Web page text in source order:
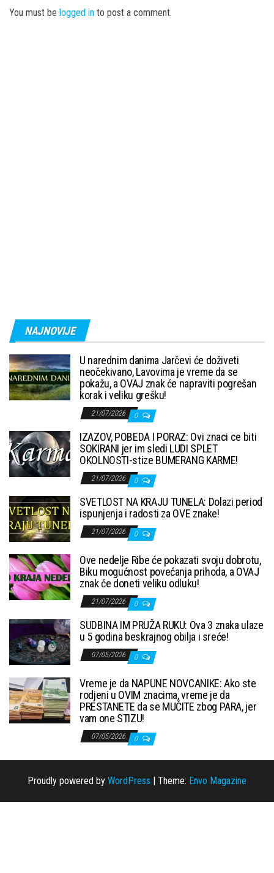
You must be logged in to post a comment.
NAJNOVIJE
U narednim danima Jarčevi će doživeti
neočekivano, Lavovima je vreme da se
pokažu, a OVAJ znak će napraviti pogrešan
korak i veliku grešku!
21/07/2026 0
IZAZOV, POBEDA I PORAZ: Ovi znaci ce biti
SOKIRANI jer im sledi LUDI SPLET
OKOLNOSTI-stize BUMERANG KARME!
21/07/2026 0
SVETLOST NA KRAJU TUNELA: Dolazi period
ispunjenja i radosti za OVE znake!
21/07/2026 0
Ove nedelje Ribe će pokazati svoju dobrotu,
Biku mogućnost povećanja prihoda, a OVAJ
znak će doneti veliku odluku!
21/07/2026 0
SUDBINA IM PRUŽA RUKU: Ova 3 znaka ulaze
u 5 godina beskrajnog obilja i sreće!
07/05/2026 0
Vreme je da NAPUNE NOVCANIKE: Ako ste
rodjeni u OVIM znacima, vreme je da
PRESTANETE da se MUČITE zbog PARA, jer
vam one STIZU!
07/05/2026 0
Proudly powered by WordPress Theme: Envo Magazine